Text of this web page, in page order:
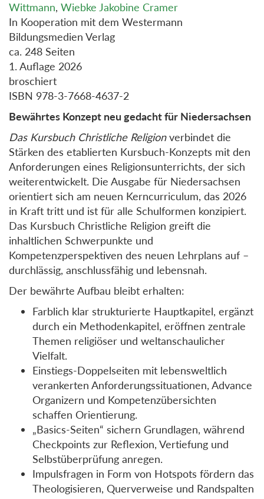
Wittmann, Wiebke Jakobine Cramer
In Kooperation mit dem Westermann
Bildungsmedien Verlag
ca. 248 Seiten
1. Auflage 2026
broschiert
ISBN 978-3-7668-4637-2
Bewährtes Konzept neu gedacht für Niedersachsen
Das Kursbuch Christliche Religionverbindet die
Stärken des etablierten Kursbuch-Konzepts mit den
Anforderungen eines Religionsunterrichts, der sich
weiterentwickelt. Die Ausgabe für Niedersachsen
orientiert sich am neuen Kerncurriculum, das 2026
in Kraft tritt und ist für alle Schulformen konzipiert.
Das Kursbuch Christliche Religion greift die
inhaltlichen Schwerpunkte und
Kompetenzperspektiven des neuen Lehrplans auf –
durchlässig, anschlussfähig und lebensnah.
Der bewährte Aufbau bleibt erhalten:
Farblich klar strukturierte Hauptkapitel, ergänzt
durch ein Methodenkapitel, eröffnen zentrale
Themen religiöser und weltanschaulicher
Vielfalt.
Einstiegs-Doppelseiten mit lebensweltlich
verankerten Anforderungssituationen, Advance
Organizern und Kompetenzübersichten
schaffen Orientierung.
„Basics-Seiten“ sichern Grundlagen, während
Checkpoints zur Reflexion, Vertiefung und
Selbstüberprüfung anregen.
Impulsfragen in Form von Hotspots fördern das
Theologisieren, Querverweise und Randspalten